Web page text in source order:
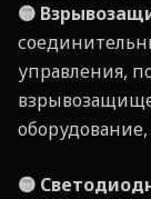
🟡
управления,
🟡